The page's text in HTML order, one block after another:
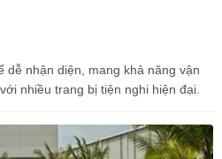
dễ nhận diện, mang khả năng vận
nhiều trang bị tiện nghi hiện đại.